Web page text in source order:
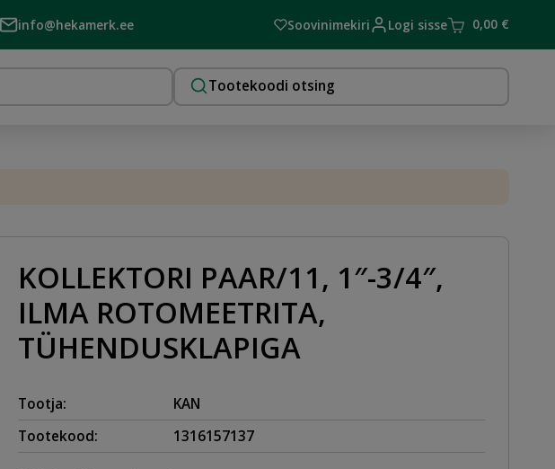
info@hekamerk.ee Soovinimekiri Logi sisse 0,00 €
KOLLEKTORI PAAR/11, 1″-3/4″,
ILMA ROTOMEETRITA,
TÜHENDUSKLAPIGA
Tootja:
KAN
Tootekood:
1316157137